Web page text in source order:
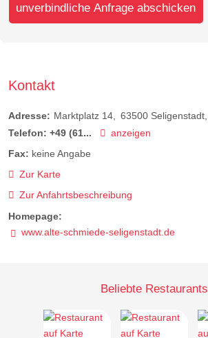
unverbindliche Anfrage abschicken
Kontakt
Adresse: Marktplatz 14 63500 Seligenstadt
Telefon: +49 (61...
anzeigen
Fax: keine Angabe
Zur Karte
Zur Anfahrtsbeschreibung
Homepage:
www.alte-schmiede-seligenstadt.de
Beliebte Restaurants